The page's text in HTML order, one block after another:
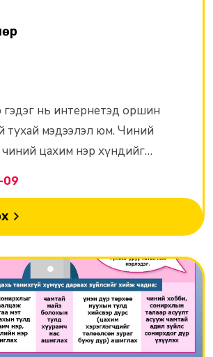
гэдэг нь интернетэд оршин
тухай мэдээлэл юм. Чиний
чиний цахим нэр хүндийг
Цахим орчинд бид бүтээж,
байгаа зүйлийнхээ үр
бодох нь чухал.
09